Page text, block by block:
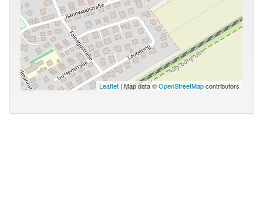
Leaflet | Map data ©OpenStreetMapcontributors